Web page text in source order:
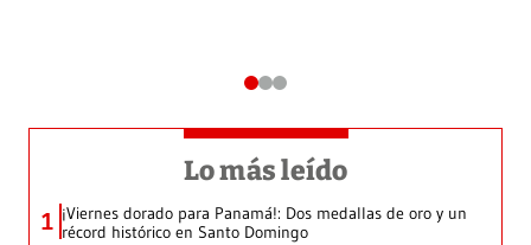
Lo más leído
1 ¡Viernes dorado para Panamá!: Dos medallas de oro y un
récord histórico en Santo Domingo